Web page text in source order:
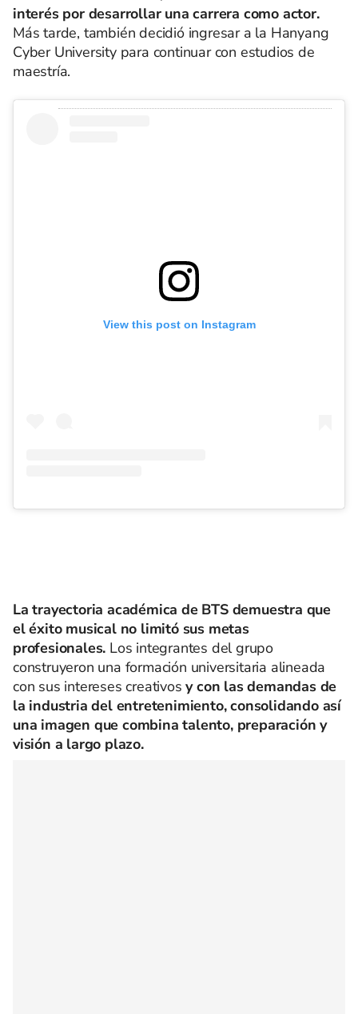
interés por desarrollar una carrera como actor.
Más tarde, también decidió ingresar a la Hanyang
Cyber University para continuar con estudios de
maestría.
View this post on Instagram
La trayectoria académica de BTS demuestra que
el éxito musical no limitó sus metas
profesionales. Los integrantes del grupo
construyeron una formación universitaria alineada
con sus intereses creativosy con las demandas de
la industria del entretenimiento, consolidando así
una imagen que combina talento, preparación y
visión a largo plazo.